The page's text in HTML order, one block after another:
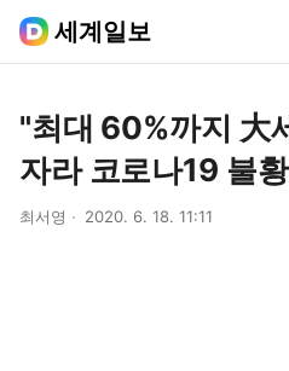
세계일보
"최대 60%까지 大
자라 코로나19 불
최서영 2020. 6. 18. 11:11